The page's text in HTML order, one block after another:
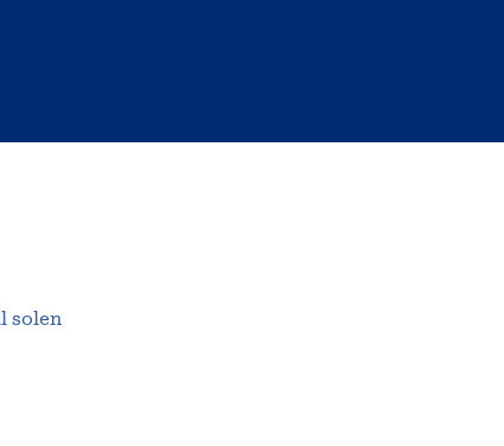
solen